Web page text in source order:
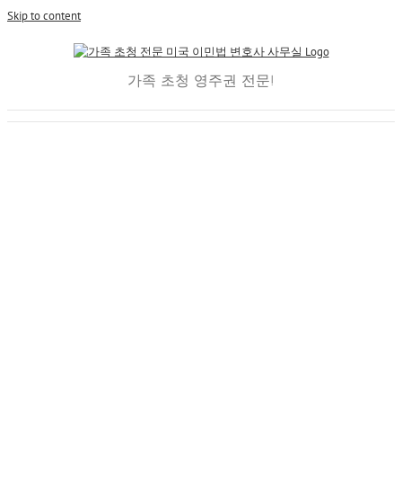
Skip to content
가족 초청 영주권 전문!